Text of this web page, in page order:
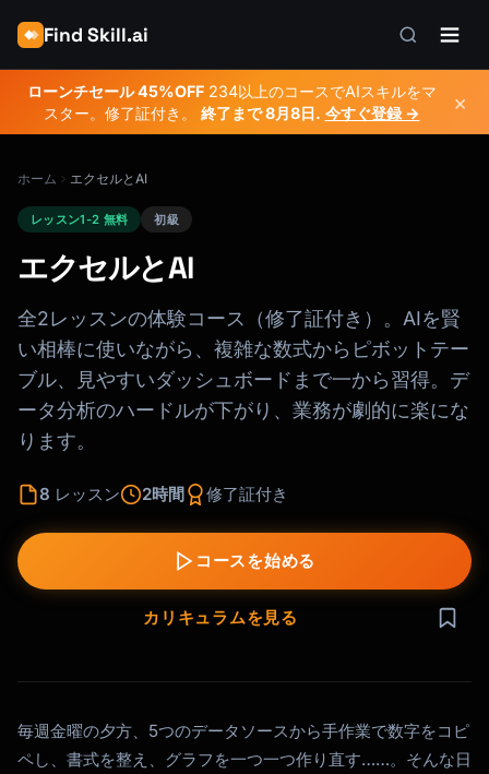
Find Skill.ai
ローンチセール 45%OFF234以上のコースでAIスキルをマ
スター。修了証付き。 終了まで8月8日. 今すぐ登録 → ×
ホーム エクセルとAI
レッスン1-2 無料 初級
エクセルとAI
全2レッスンの体験コース（修了証付き）。AIを賢
い相棒に使いながら、複雑な数式からピボットテー
ブル、見やすいダッシュボードまで一から習得。デ
ータ分析のハードルが下がり、業務が劇的に楽にな
ります。
8 レッスン 2時間 修了証付き
コースを始める
カリキュラムを見る
毎週金曜の夕方、5つのデータソースから手作業で数字をコピ
ペし、書式を整え、グラフを一つ一つ作り直す……。そんな日